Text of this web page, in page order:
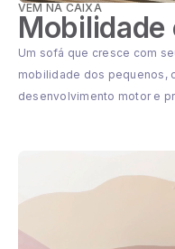
VEM NA CAIXA
Mobilidade
Um sofá que cresce com
mobilidade dos pequenos,
desenvolvimento motor e